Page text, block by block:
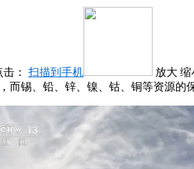
击： 扫描到手机 放大 缩
锡、铅、锌、镍、钴、铜等资源的